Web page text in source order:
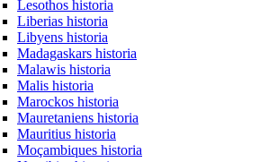
Lesothos historia
Liberias historia
Libyens historia
Madagaskars historia
Malawis historia
Malis historia
Marockos historia
Mauretaniens historia
Mauritius historia
Moçambiques historia